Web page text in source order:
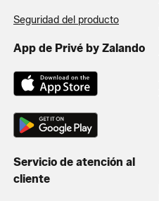
Seguridad del producto
App de Privé by Zalando
Servicio de atención al
cliente